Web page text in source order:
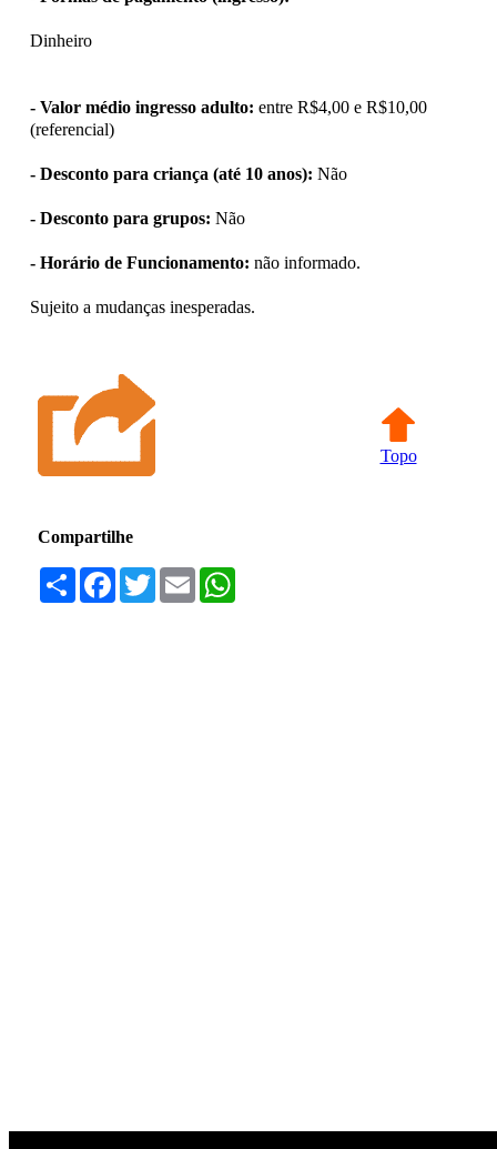
Dinheiro
- Valor médio ingresso adulto: entre R$4,00 e R$10,00
(referencial)
- Desconto para criança (até 10 anos): Não
- Desconto para grupos: Não
- Horário de Funcionamento: não informado.
Sujeito a mudanças inesperadas.
Topo
Compartilhe
Compartilhar
Facebook
TwitterEmail